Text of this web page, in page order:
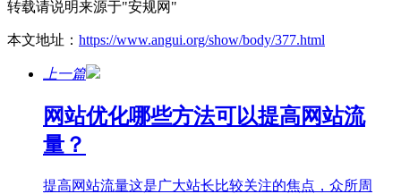
转载请说明来源于"安规网"
本文地址： https://www.angui.org/show/body/377.html
上一篇
网站优化哪些方法可以提高网站流
量？
提高网站流量这是广大站长比较关注的焦点，众所周